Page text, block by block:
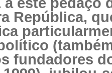
República,
fundadores